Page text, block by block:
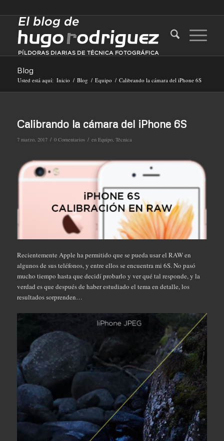
Blog
Usted está aquí: Inicio / Blog / Equipo / Calibrando la cámara del iPhone 6S
Calibrando la cámara del iPhone 6S
7 marzo, 2017 / 0 Comentarios / en Equipo, Técnica
Recientemente Apple ha permitido que se pueda usar el RAW en
algunos de sus teléfonos, y entre ellos se encuentra mi 6S. No pasó
mucho tiempo hasta que decidí probarlo y ver qué tal responde, y la
verdad es que después de haber estudiado el tema en detalle, los
resultados sorprenden…